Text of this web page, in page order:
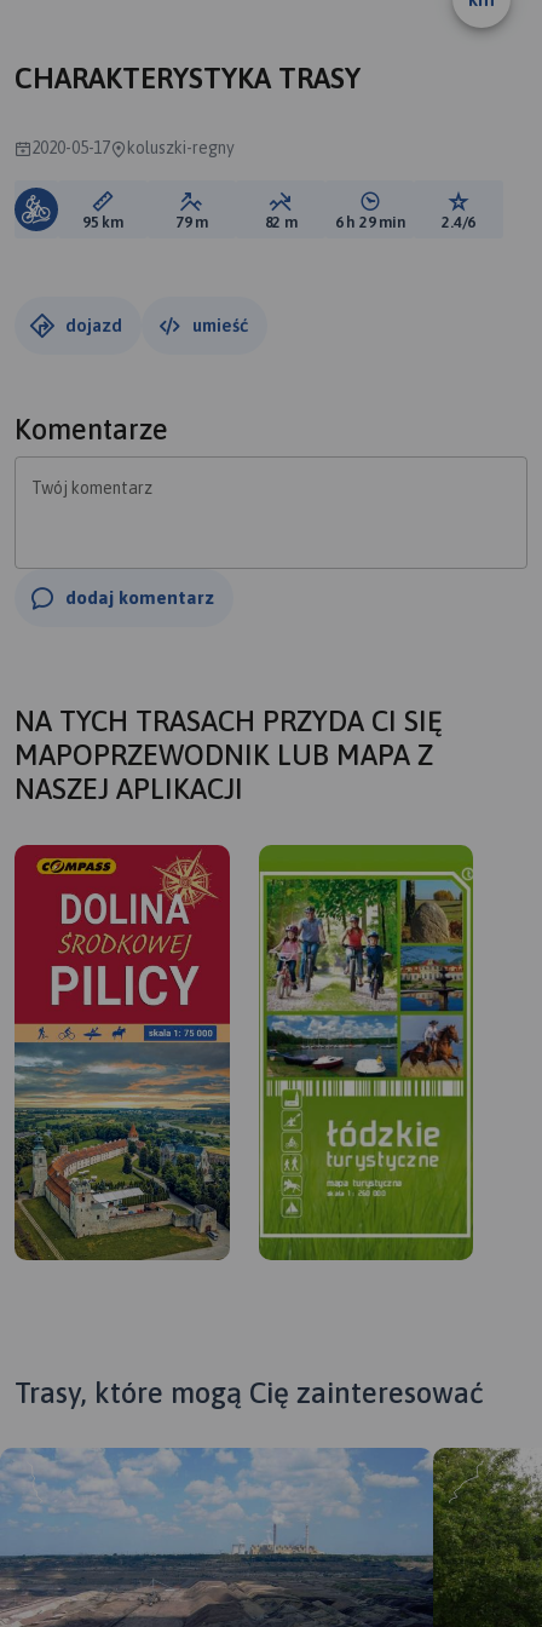
CHARAKTERYSTYKA TRASY
2020-05-17 koluszki-regny
Długość trasy:
95 km Suma przewyższeń:
79 m Suma spadków:
82 m Średni czas potrzebny
6 h 29 min Ocena
2.4/6
dojazd umieść
Komentarze
Twój komentarz
dodaj komentarz
NA TYCH TRASACH PRZYDA CI SIĘ
MAPOPRZEWODNIK LUB MAPA Z
NASZEJ APLIKACJI
Trasy, które mogą Cię zainteresować